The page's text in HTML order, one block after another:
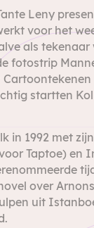
Leny
voor het
als
fotostrip
startten
in 1992 met
Taptoe)
over
uit